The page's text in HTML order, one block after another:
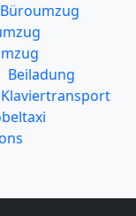
Büroumzug
Beiladung
Klaviertransport